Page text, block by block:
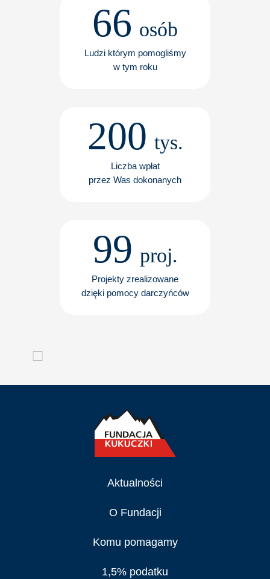
66 osób
Ludzi którym pomogliśmy
w tym roku
200 tys.
Liczba wpłat
przez Was dokonanych
99 proj.
Projekty zrealizowane
dzięki pomocy darczyńców
Aktualności
O Fundacji
Komu pomagamy
1,5% podatku